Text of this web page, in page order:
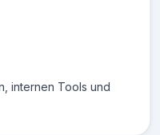
internen Tools und